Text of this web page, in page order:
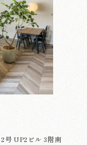
号 UP2ビル 3階南